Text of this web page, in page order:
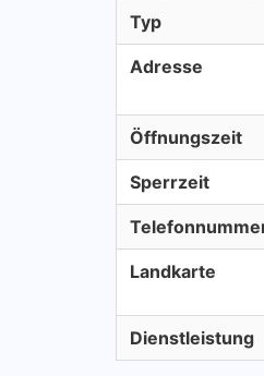
Typ
Adresse
Öffnungszeit
Sperrzeit
Landkarte
Dienstleistung